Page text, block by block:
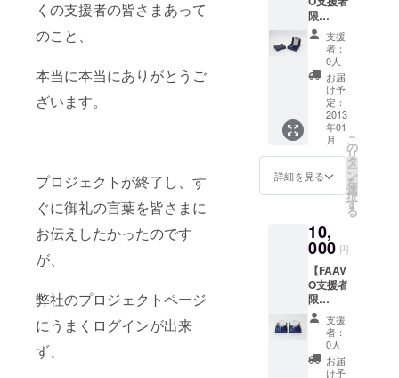
くの支援者の皆さまあって
のこと、
本当に本当にありがとうご
ざいます。
プロジェクトが終了し、す
ぐに御礼の言葉を皆さまに
お伝えしたかったのです
が、
弊社のプロジェクトページ
にうまくログインが出来
ず、
限
定！】
■弓浜絣
×今治タ
オル 2
つ折り
デザイ
ンハン
カチタ
オル
×1ヶ ■
弓濵瑞
織ハン
カチタ
ザイン
クリア
ファイ
ル
×1ヶ ※
現在デ
ザイン
してい
るもの
は未だ
販売さ
支援
者：
0人
お届
け予
定：
2013
年01
月
詳細を見る
こ
の
リ
タ
ー
ン
を
選
択
す
る
10,
000 円
【FAAV
O支援者
限
定！】
■弓浜絣
×今治タ
オル 2
つ折り
支援
者：
0人
お届
け予